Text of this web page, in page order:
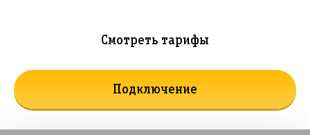
Смотреть тарифы
Подключение